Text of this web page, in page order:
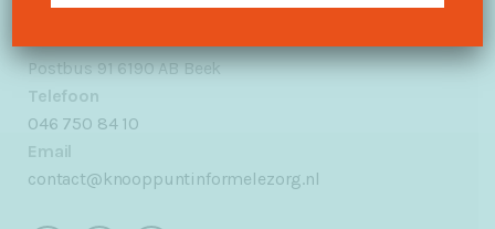
Postbus 91 6190 AB Beek
Telefoon
046 750 84 10
Email
contact@knooppuntinformelezorg.nl